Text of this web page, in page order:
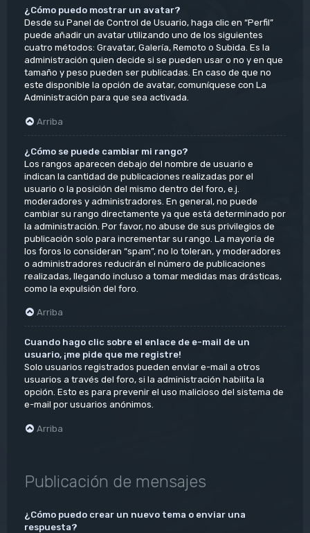
¿Cómo puedo mostrar un avatar?
Desde su Panel de Control de Usuario, haga clic en “Perfil”
puede añadir un avatar utilizando uno de los siguientes
cuatro métodos: Gravatar, Galería, Remoto o Subida. Es la
administración quien decide si se pueden usar o no y en que
tamaño y peso pueden ser publicadas. En caso de que no
este disponible la opción de avatar, comuníquese con La
Administración para que sea activada.
Arriba
¿Cómo se puede cambiar mi rango?
Los rangos aparecen debajo del nombre de usuario e
indican la cantidad de publicaciones realizadas por el
usuario o la posición del mismo dentro del foro, e.j.
moderadores y administradores. En general, no puede
cambiar su rango directamente ya que está determinado por
la administración. Por favor, no abuse de sus privilegios de
publicación solo para incrementar su rango. La mayoría de
los foros lo consideran “spam”, no lo toleran, y moderadores
o administradores reducirán el número de publicaciones
realizadas, llegando incluso a tomar medidas mas drásticas,
como la expulsión del foro.
Arriba
Cuando hago clic sobre el enlace de e-mail de un
usuario, ¡me pide que me registre!
Solo usuarios registrados pueden enviar e-mail a otros
usuarios a través del foro, si la administración habilita la
opción. Esto es para prevenir el uso malicioso del sistema de
e-mail por usuarios anónimos.
Arriba
Publicación de mensajes
¿Cómo puedo crear un nuevo tema o enviar una
respuesta?